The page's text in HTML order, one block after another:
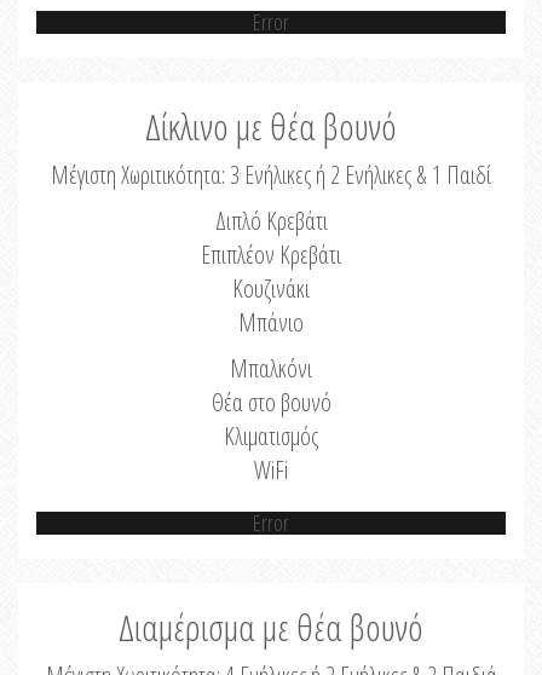
Error
Δίκλινο με θέα βουνό
Μέγιστη Χωριτικότητα: 3 Ενήλικες ή 2 Ενήλικες & 1 Παιδί
Διπλό Κρεβάτι
Επιπλέον Κρεβάτι
Κουζινάκι
Μπάνιο
Μπαλκόνι
Θέα στο βουνό
Κλιματισμός
WiFi
Error
Διαμέρισμα με θέα βουνό